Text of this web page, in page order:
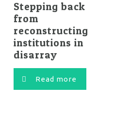
Stepping back
from
reconstructing
institutions in
disarray
Read more